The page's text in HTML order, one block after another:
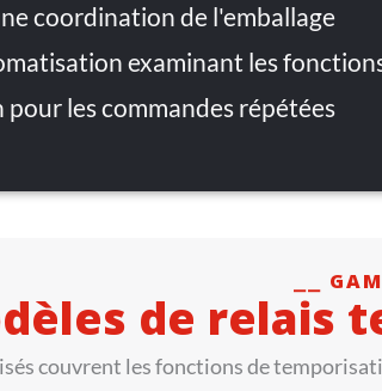
coordination de l'emballage
examinant les
les commandes répétées
⎯⎯
de relais
couvrent les fonctions de